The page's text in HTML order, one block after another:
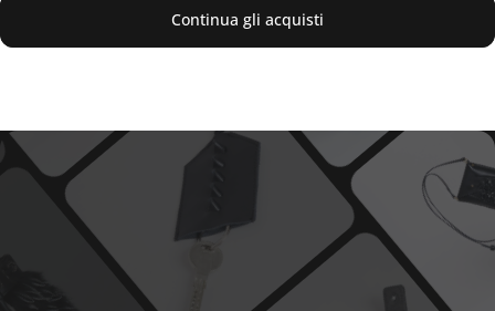
Continua gli acquisti